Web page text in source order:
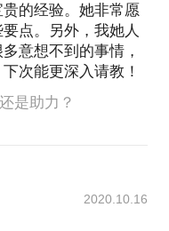
的经验。她非常愿
点。另外，我她人
意想不到的事情，
次能更深入请教！
是助力？
2020.10.16